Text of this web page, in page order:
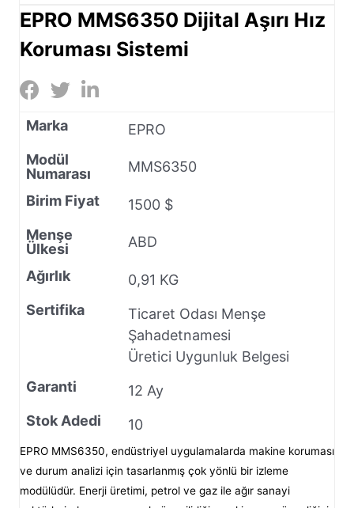
EPRO MMS6350 Dijital Aşırı Hız
Koruması Sistemi
Marka
EPRO
Modül
Numarası
MMS6350
Birim Fiyat
1500 $
Menşe
Ülkesi
ABD
Ağırlık
0,91 KG
Sertifika
Ticaret Odası Menşe
Şahadetnamesi
Üretici Uygunluk Belgesi
Garanti
12 Ay
Stok Adedi
10
EPRO MMS6350, endüstriyel uygulamalarda makine koruması
ve durum analizi için tasarlanmış çok yönlü bir izleme
modülüdür. Enerji üretimi, petrol ve gaz ile ağır sanayi